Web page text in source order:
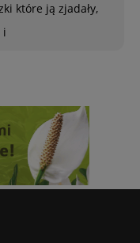
które ją zjadały,
i